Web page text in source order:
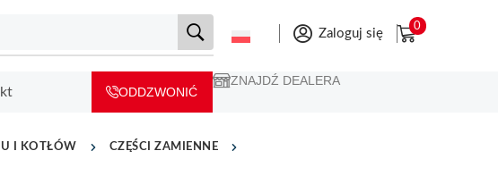
Zaloguj się
0
ODDZWONIĆ
ZNAJDŹ DEALERA
I KOTŁÓW
CZĘŚCI ZAMIENNE